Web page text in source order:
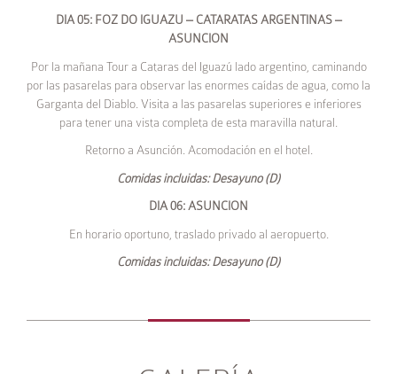
DIA 05: FOZ DO IGUAZU – CATARATAS ARGENTINAS –
ASUNCION
Por la mañana Tour a Cataras del Iguazú lado argentino, caminando
por las pasarelas para observar las enormes caídas de agua, como la
Garganta del Diablo. Visita a las pasarelas superiores e inferiores
para tener una vista completa de esta maravilla natural.
Retorno a Asunción. Acomodación en el hotel.
Comidas incluidas: Desayuno (D)
DIA 06: ASUNCION
En horario oportuno, traslado privado al aeropuerto.
Comidas incluidas: Desayuno (D)